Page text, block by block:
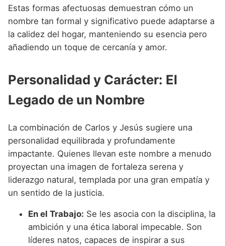
Estas formas afectuosas demuestran cómo un
nombre tan formal y significativo puede adaptarse a
la calidez del hogar, manteniendo su esencia pero
añadiendo un toque de cercanía y amor.
Personalidad y Carácter: El
Legado de un Nombre
La combinación de Carlos y Jesús sugiere una
personalidad equilibrada y profundamente
impactante. Quienes llevan este nombre a menudo
proyectan una imagen de fortaleza serena y
liderazgo natural, templada por una gran empatía y
un sentido de la justicia.
En el Trabajo: Se les asocia con la disciplina, la
ambición y una ética laboral impecable. Son
líderes natos, capaces de inspirar a sus